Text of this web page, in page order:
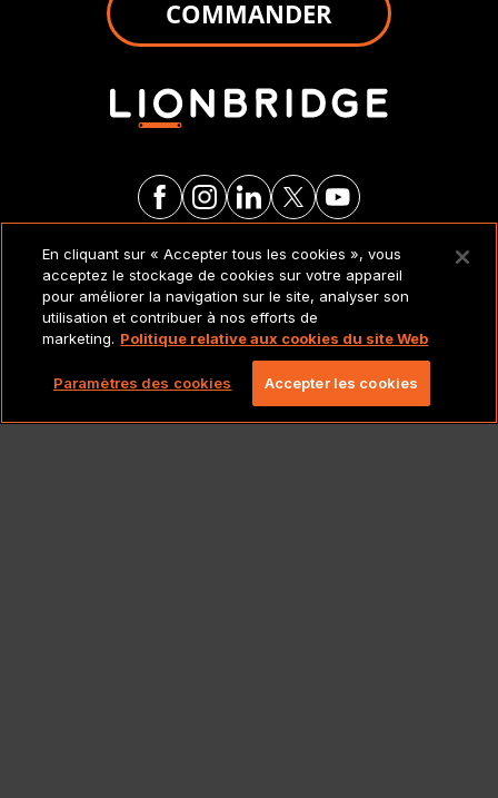
COMMANDER
MENTIONS LÉGALES ET
POLITIQUES
Copyright 2026 Lionbridge Technologies, LLC. Tous
droits réservés.
En cliquant sur « Accepter tous les cookies », vous
acceptez le stockage de cookies sur votre appareil
pour améliorer la navigation sur le site, analyser son
utilisation et contribuer à nos efforts de
marketing. Politique relative aux cookies du site Web
Paramètres des cookies Accepter les cookies